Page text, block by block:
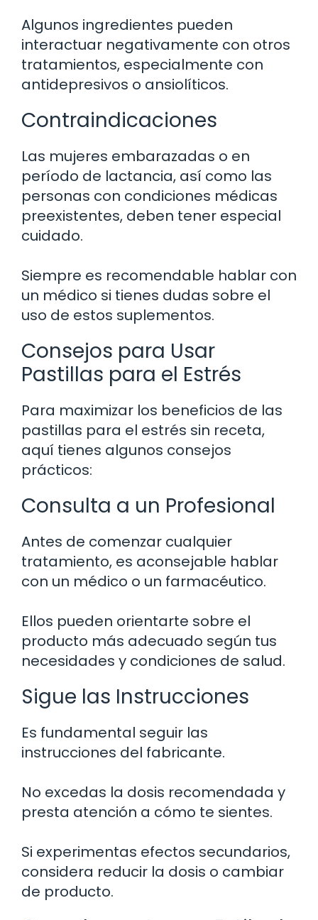
Algunos ingredientes pueden
interactuar negativamente con otros
tratamientos, especialmente con
antidepresivos o ansiolíticos.
Contraindicaciones
Las mujeres embarazadas o en
período de lactancia, así como las
personas con condiciones médicas
preexistentes, deben tener especial
cuidado.
Siempre es recomendable hablar con
un médico si tienes dudas sobre el
uso de estos suplementos.
Consejos para Usar
Pastillas para el Estrés
Para maximizar los beneficios de las
pastillas para el estrés sin receta,
aquí tienes algunos consejos
prácticos:
Consulta a un Profesional
Antes de comenzar cualquier
tratamiento, es aconsejable hablar
con un médico o un farmacéutico.
Ellos pueden orientarte sobre el
producto más adecuado según tus
necesidades y condiciones de salud.
Sigue las Instrucciones
Es fundamental seguir las
instrucciones del fabricante.
No excedas la dosis recomendada y
presta atención a cómo te sientes.
Si experimentas efectos secundarios,
considera reducir la dosis o cambiar
de producto.